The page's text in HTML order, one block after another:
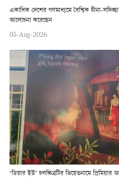
একাধিক দেশের গণমাধ্যমে বৈশ্বিক চীনা-
আলোচনা করেছেন
05-Aug-2026
‘ডিয়ার ইউ’ চলচ্চিত্রটির ভিয়েতনামে প্রিমিয়ার